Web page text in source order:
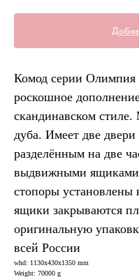
Комод серии Олимпия
роскошное
скандинавском стиле.
дуба. Имеет две
разделённым на две
выдвижными ящиками
стопоры
ящики закрываются
оригинальную
всей России
whd: 1130x430x1350 mm
Weight: 70000 g